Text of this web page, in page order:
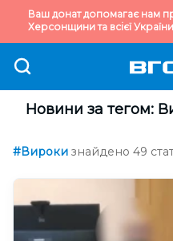
Ваш донат допомагає нам
Херсонщини та всієї
Новини за тегом:
#Вироки знайдено 49